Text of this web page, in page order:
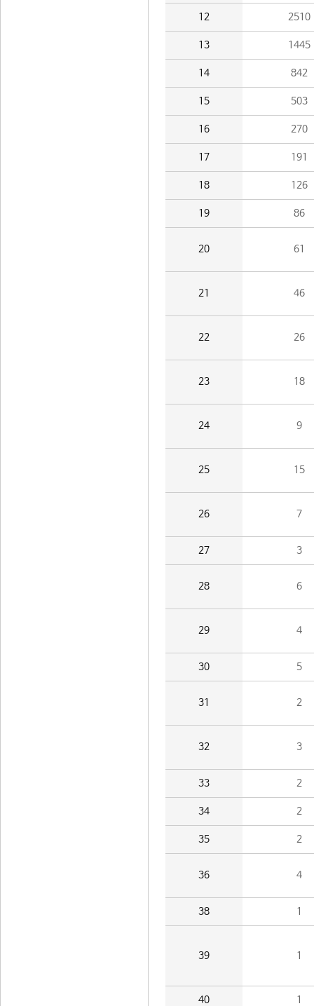
12 2510
13 1445
14 842
15 503
16 270
17 191
18 126
19 86
20 61
21 46
22 26
23 18
24 9
25 15
26 7
27 3
28 6
29 4
30 5
31 2
32 3
33 2
34 2
35 2
36 4
38 1
39 1
40 1